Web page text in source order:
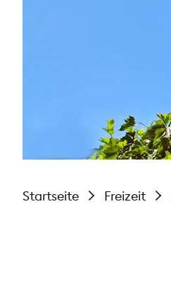
Startseite Freizeit